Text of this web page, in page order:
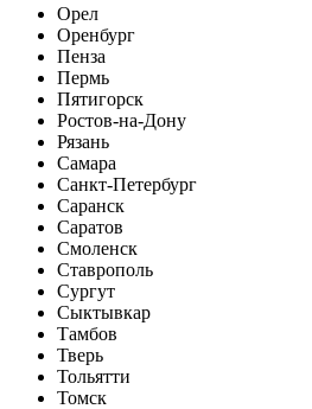
Орел
Оренбург
Пенза
Пермь
Пятигорск
Ростов-на-Дону
Рязань
Самара
Санкт-Петербург
Саранск
Саратов
Смоленск
Ставрополь
Сургут
Сыктывкар
Тамбов
Тверь
Тольятти
Томск